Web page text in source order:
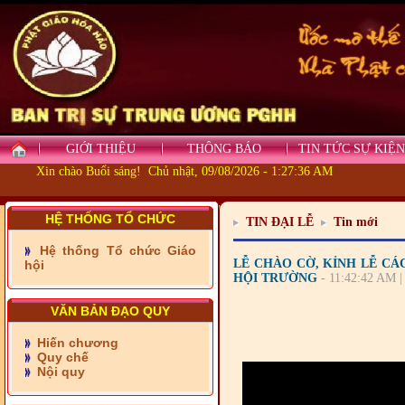
GIỚI THIỆU THÔNG BÁO
TIN TỨC SỰ KIỆN
Xin chào Buổi sáng! Chủ nhật, 09/08/2026 - 1:27:36 AM
HỆ THỐNG TỔ CHỨC
Hệ thống Tổ chức Giáo
hội
VĂN BẢN ĐẠO QUY
Hiến chương
Quy chế
Nội quy
- Những tấm lòng thiện
nguyện vùng biên
- BAN TRỊ SỰ XÃ ĐẠI
PHƯỚC TỈNH ĐỒNG NAI
TIẾP SỨC ĐẾN TRƯỜNG
- Xã Châu Phú khánh
thành cầu Kênh 7 - Nam
kênh Quốc Gia
TIN ĐẠI LỄ Tin mới
LỄ CHÀO CỜ, KỈNH LỄ
HỘI TRƯỜNG - 11:42:42 AM |